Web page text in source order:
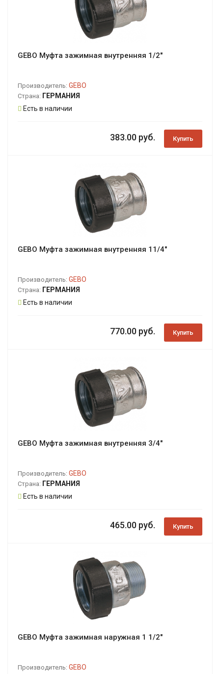
GEBO Муфта зажимная внутренняя 1/2"
Производитель: GEBO
Страна: ГЕРМАНИЯ
Есть в наличии
383.00 руб. Купить
GEBO Муфта зажимная внутренняя 11/4"
Производитель: GEBO
Страна: ГЕРМАНИЯ
Есть в наличии
770.00 руб. Купить
GEBO Муфта зажимная внутренняя 3/4"
Производитель: GEBO
Страна: ГЕРМАНИЯ
Есть в наличии
465.00 руб. Купить
GEBO Муфта зажимная наружная 1 1/2"
Производитель: GEBO